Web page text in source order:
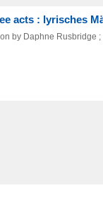
acts : lyrisches
by Daphne Rusbridge